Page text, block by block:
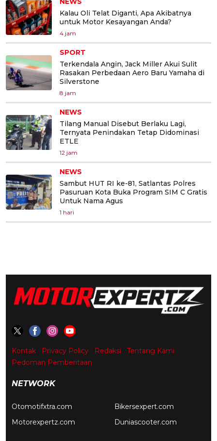
Kalau Oli Telat Diganti, Apa Akibatnya
untuk Motor Kesayangan Anda?
4 jam
SPORT
Terkendala Angin, Jack Miller Akui Sulit
Rasakan Perbedaan Aero Baru Yamaha di
Silverstone
8 jam
NEWS
Tilang Manual Disebut Berlaku Lagi,
Ternyata Penindakan Tetap Didominasi
ETLE
12 jam
NEWS
Sambut HUT RI ke-81, Satlantas Polres
Pasuruan Kota Buka Program SIM C Gratis
Untuk Nama Agus
1 hari
Kontak Privacy Policy Redaksi
Tentang Kami
Pedoman Pemberitaan
NETWORK
Otomotifxtra.com
Motorexpertz.com
Bikersexpert.com
Duniascooter.com